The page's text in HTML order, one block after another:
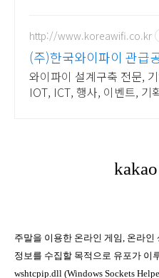
http://www.koreawifi.co.kr
(주)한국와이파이 관급공
공사 가능
와이파이 설계구축 전문,
IOT, ICT, 행사, 이벤트, 기
주말을 이용한 온라인 게임, 온라
정보를 수집할 목적으로 유포가 이
wshtcpip.dll (Windows Sockets